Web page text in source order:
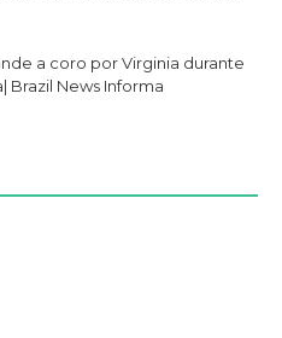
a coro por Virginia durante
Brazil News Informa